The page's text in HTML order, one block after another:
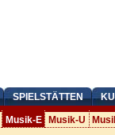
SPIELSTÄTTEN
Musik-E Musik-U